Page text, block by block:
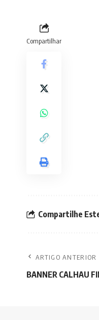
Compartilhar
Compartilhe
ARTIGO ANTERIOR
BANNER CALHAU